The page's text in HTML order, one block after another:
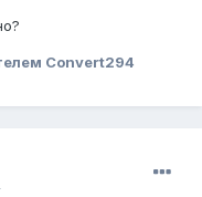
Convert294